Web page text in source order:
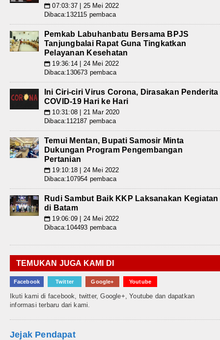
📅 07:03:37 | 25 Mei 2022
Dibaca:132115 pembaca
Pemkab Labuhanbatu Bersama BPJS
Tanjungbalai Rapat Guna Tingkatkan
Pelayanan Kesehatan
📅 19:36:14 | 24 Mei 2022
Dibaca:130673 pembaca
Ini Ciri-ciri Virus Corona, Dirasakan Penderita
COVID-19 Hari ke Hari
📅 10:31:08 | 21 Mar 2020
Dibaca:112187 pembaca
Temui Mentan, Bupati Samosir Minta
Dukungan Program Pengembangan
Pertanian
📅 19:10:18 | 24 Mei 2022
Dibaca:107954 pembaca
Rudi Sambut Baik KKP Laksanakan Kegiatan
di Batam
📅 19:06:09 | 24 Mei 2022
Dibaca:104493 pembaca
TEMUKAN JUGA KAMI DI
Facebook Twitter Google+ Youtube
Ikuti kami di facebook, twitter, Google+, Youtube dan dapatkan
informasi terbaru dari kami.
Jejak Pendapat